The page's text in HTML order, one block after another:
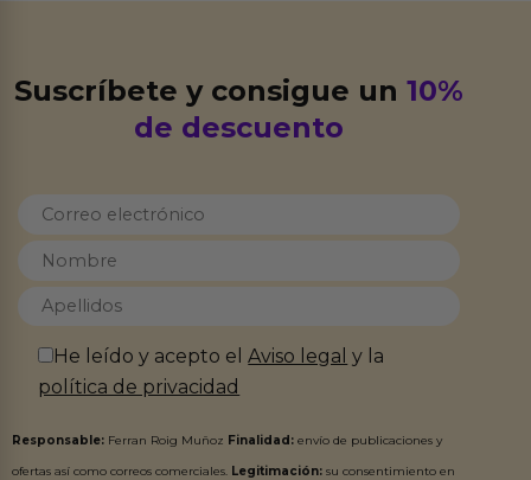
Suscríbete y consigue un10%
de descuento
He leído y acepto elAviso legal y la
política de privacidad
Responsable: Ferran Roig Muñoz Finalidad: envío de publicaciones y
ofertas así como correos comerciales. Legitimación: su consentimiento en